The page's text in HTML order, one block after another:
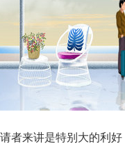
来讲是特别大的利好